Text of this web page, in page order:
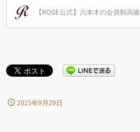
2025年9月29日